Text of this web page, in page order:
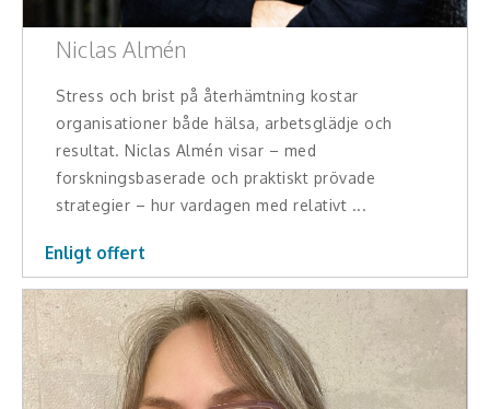
Niclas Almén
Stress och brist på återhämtning kostar
organisationer både hälsa, arbetsglädje och
resultat. Niclas Almén visar – med
forskningsbaserade och praktiskt prövade
strategier – hur vardagen med relativt ...
Enligt offert